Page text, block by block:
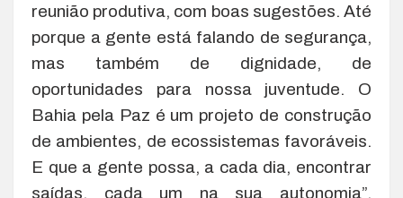
reunião produtiva, com boas sugestões. Até
porque a gente está falando de segurança,
mas também de dignidade, de
oportunidades para nossa juventude. O
Bahia pela Paz é um projeto de construção
de ambientes, de ecossistemas favoráveis.
E que a gente possa, a cada dia, encontrar
saídas, cada um na sua autonomia”,